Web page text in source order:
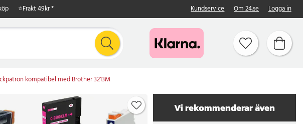
⭐Frakt 49kr * Kundservice Om 24.se Logga in
kompatibel med Brother 3213M
Vi rekommenderar även